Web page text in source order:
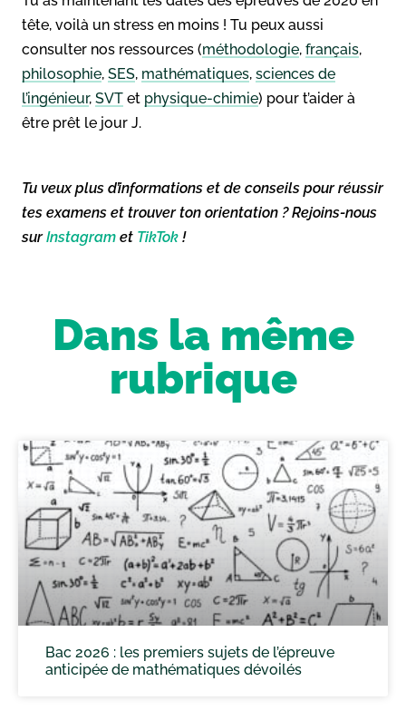
tête, voilà un stress en moins ! Tu peux aussi
consulter nos ressources (méthodologie, français,
philosophie, SES, mathématiques, sciences de
l’ingénieur, SVT et physique-chimie) pour t’aider à
être prêt le jour J.
Tu veux plus d’informations et de conseils pour réussir
tes examens et trouver ton orientation ? Rejoins-nous
surInstagram et TikTok !
Dans la même
rubrique
Bac 2026 : les premiers sujets de l’épreuve
anticipée de mathématiques dévoilés